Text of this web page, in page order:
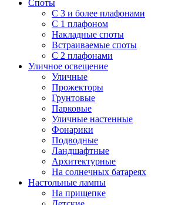
Споты
С 3 и более плафонами
С 1 плафоном
Накладные споты
Встраиваемые споты
С 2 плафонами
Уличное освещение
Уличные
Прожекторы
Грунтовые
Парковые
Уличные настенные
Фонарики
Подводные
Ландшафтные
Архитектурные
На солнечных батареях
Настольные лампы
На прищепке